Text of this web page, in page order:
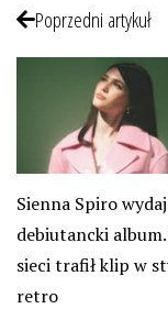
Poprzedni artykuł
Sienna Spiro
debiutancki
sieci trafił klip w
retro